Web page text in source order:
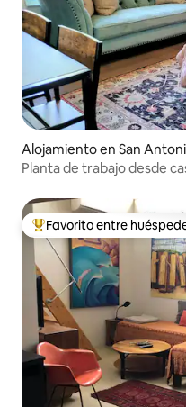
Alojamiento en San
Planta de trabajo desde
Favorito entre huéspedes
Favorito entre